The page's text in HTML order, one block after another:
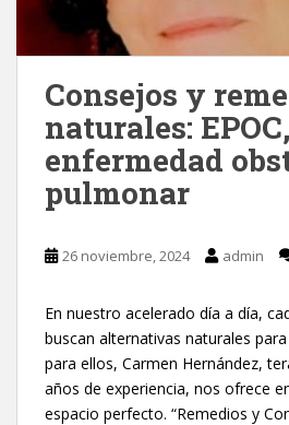
Consejos y
naturales: EPOC,
enfermedad
pulmonar
26 noviembre, 2024 admin
En nuestro acelerado día a día,
buscan alternativas naturales
para ellos, Carmen Hernández,
años de experiencia, nos ofrece
espacio perfecto. “Remedios y